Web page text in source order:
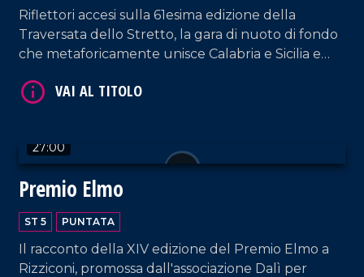
Riflettori accesi sulla 61esima edizione della
Traversata dello Stretto, la gara di nuoto di fondo
che metaforicamente unisce Calabria e Sicilia e
27:00
Premio Elmo
ST 5 PUNTATA
Il racconto della XIV edizione del Premio Elmo a
Rizziconi, promossa dall'associazione Dalì per
VAI AL TITOLO
VAI AL TITOLO